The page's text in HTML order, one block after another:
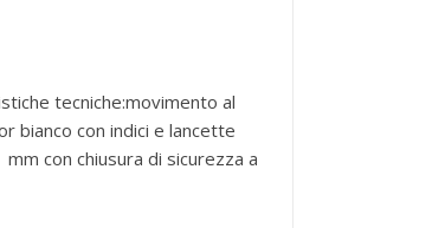
tecniche:movimento al
bianco con indici e lancette
con chiusura di sicurezza a